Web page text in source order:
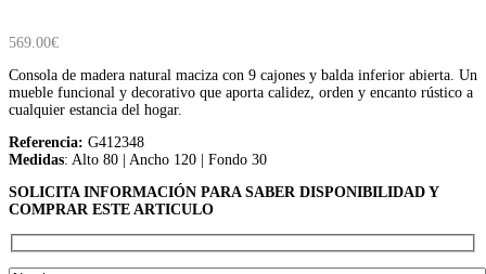
569.00€
Consola de madera natural maciza con 9 cajones y balda inferior abierta. Un
mueble funcional y decorativo que aporta calidez, orden y encanto rústico a
cualquier estancia del hogar.
Referencia: G412348
Medidas: Alto 80 | Ancho 120 | Fondo 30
SOLICITA INFORMACIÓN PARA SABER DISPONIBILIDAD Y
COMPRAR ESTE ARTICULO